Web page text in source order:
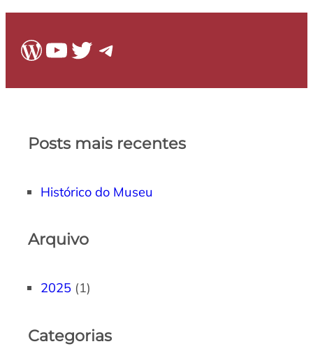
WordPress
Youtube
Twitter
Telegram
Posts mais recentes
Histórico do Museu
Arquivo
2025 (1)
Categorias